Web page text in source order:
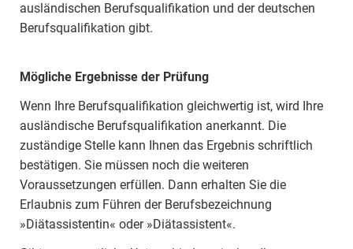
ausländischen Berufsqualifikation und der deutschen
Berufsqualifikation gibt.
Mögliche Ergebnisse der Prüfung
Wenn Ihre Berufsqualifikation gleichwertig ist, wird Ihre
ausländische Berufsqualifikation anerkannt. Die
zuständige Stelle kann Ihnen das Ergebnis schriftlich
bestätigen. Sie müssen noch die weiteren
Voraussetzungen erfüllen. Dann erhalten Sie die
Erlaubnis zum Führen der Berufsbezeichnung
»Diätassistentin« oder »Diätassistent«.